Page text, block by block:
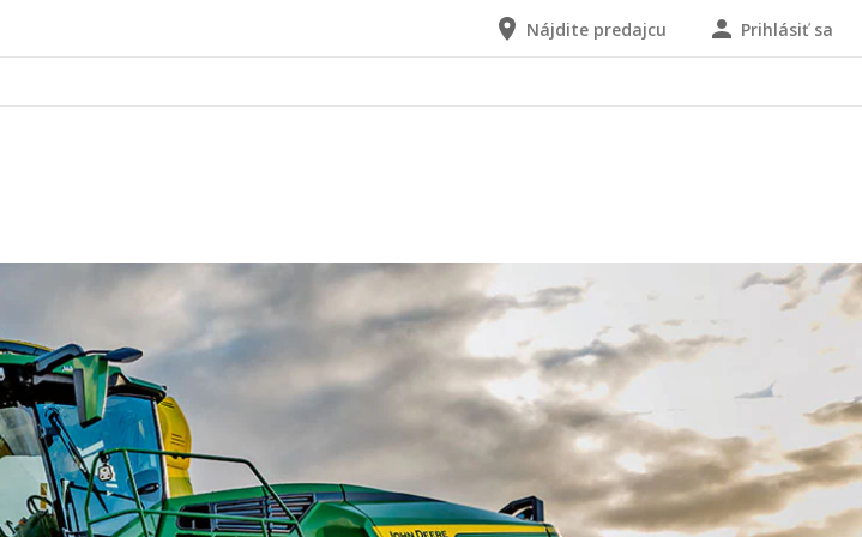
Nájdite predajcu Prihlásiť sa